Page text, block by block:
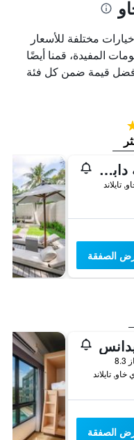
مختلفة للأسعار
المفيدة، قمنا أيضًا
قيمة ضمن كل فئة
منتجع جيه دابليو ماريوت بوكيت ريزورت آند سبا
الصفقة
الصفقة